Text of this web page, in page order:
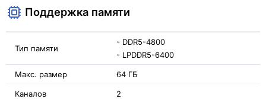
Поддержка памяти
Тип памяти
- DDR5-4800
- LPDDR5-6400
Макс. размер 64 ГБ
Каналов 2